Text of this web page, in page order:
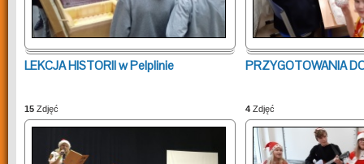
LEKCJA HISTORII w Pelplinie
15 Zdjęć
PRZYGOTOWANIA
4 Zdjęć